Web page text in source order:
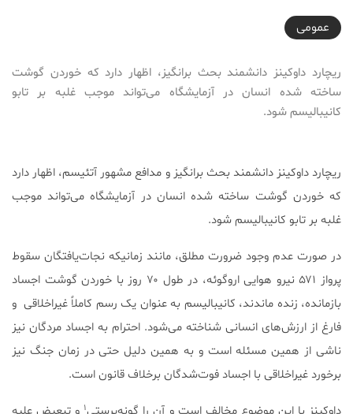
2018-03-15T22:22:05+03:30
عمومی
ریچارد داوکینز دانشمند بحث برانگیز، اظهار دارد که خوردن گوشت
ساخته شده انسان در آزمایشگاه می‌تواند موجب غلبه بر تابو
کانیبالیسم شود.
ریچارد داوکینز دانشمند بحث برانگیز و مدافع مشهور آتئیسم، اظهار دارد
که خوردن گوشت ساخته شده انسان در آزمایشگاه می‌تواند موجب
غلبه بر تابو کانیبالیسم شود.
در صورت عدم وجود ضرورت مطلق، مانند زمانیکه نجات‌یافتگان سقوط
پرواز ۵۷۱ نیرو هوایی اروگوئه، در طول ۷۰ روز با خوردن گوشت اجساد
بازمانده، زنده ماندند، کانیبالیسم به عنوان یک رسم کاملاً غیراخلاقی و
فارغ از ارزش‌های انسانی شناخته می‌شود. احترام به اجساد مردگان نیز
ناشی از همین مسئله است و به همین دلیل حتی در زمان جنگ نیز
برخورد غیراخلاقی با اجساد فوت‌شدگان برخلاف قانون است.
۱